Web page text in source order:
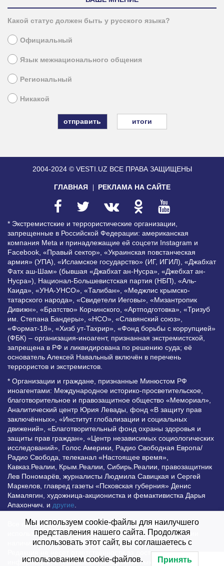
Какой статус должен быть у русского языка?
Официальный
Язык межнационального общения
Региональный
Никакой
итоги
2004-2024 © VESTI.UZ ВСЕ ПРАВА ЗАЩИЩЕНЫ
ГЛАВНАЯ РЕКЛАМА НА САЙТЕ
* Экстремистские и террористические организации,
запрещенные в Российской Федерации: американская
компания Meta и принадлежащие ей соцсети Instagram и
Facebook, «Правый сектор», «Украинская повстанческая
армия» (УПА), «Исламское государство» (ИГ, ИГИЛ), «Джабхат
Фатх аш-Шам» (бывшая «Джабхат ан-Нусра», «Джебхат ан-
Нусра»), Национал-Большевистская партия (НБП), «Аль-
Каида», «УНА-УНСО», «Талибан», «Меджлис крымско-
татарского народа», «Свидетели Иеговы», «Мизантропик
Дивижн», «Братство» Корчинского, «Артподготовка», «Тризуб
им. Степана Бандеры», «НСО», «Славянский союз»,
«Формат-18», «Хизб ут-Тахрир», «Фонд борьбы с коррупцией»
(ФБК) – организация-иноагент, признанная экстремистской,
запрещена в РФ и ликвидирована по решению суда; её
основатель Алексей Навальный включён в перечень
террористов и экстремистов.
* Организации и граждане, признанные Минюстом РФ
иноагентами: Международное историко-просветительское,
благотворительное и правозащитное общество «Мемориал»,
Аналитический центр Юрия Левады, фонд «В защиту прав
заключённых», «Институт глобализации и социальных
движений», «Благотворительный фонд охраны здоровья и
защиты прав граждан», «Центр независимых социологических
исследований», Голос Америки, Радио Свободная Европа/
Радио Свобода, телеканал «Настоящее время»,
Кавказ.Реалии, Крым.Реалии, Сибирь.Реалии, правозащитник
Лев Пономарёв, журналисты Людмила Савицкая и Сергей
Маркелов, главред газеты «Псковская губерния» Денис
Камалягин, художница-акционистка и фемактивистка Дарья
Апахончич. и другие
Все права защищены и охраняются законом. Любое
использование материалов сайта допустимо при условии
наличия активной гиперссылки на Vesti.UZ.
Редакция не несет ответственности за достоверность
информации, опубликованной в рекламных объявлениях.
Мы используем cookie-файлы для наилучшего
представления нашего сайта. Продолжая
использовать этот сайт, вы соглашаетесь с
использованием cookie-файлов. Принять